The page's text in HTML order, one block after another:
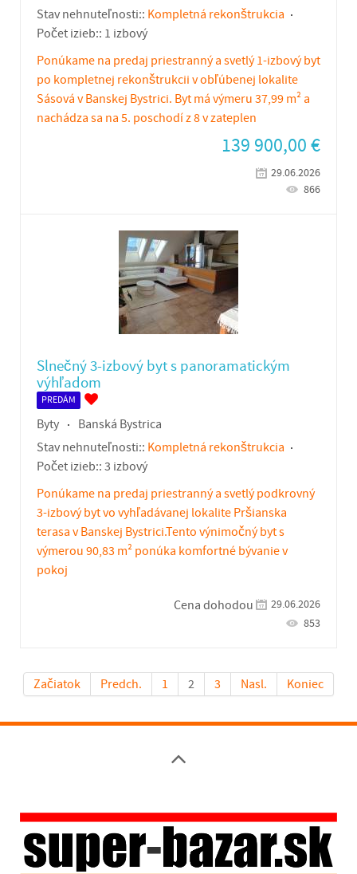
Stav nehnuteľnosti:: Kompletná rekonštrukcia
Počet izieb:: 1 izbový
Ponúkame na predaj priestranný a svetlý 1-izbový byt
po kompletnej rekonštrukcii v obľúbenej lokalite
Sásová v Banskej Bystrici. Byt má výmeru 37,99 m² a
nachádza sa na 5. poschodí z 8 v zateplen
139 900,00€
29.06.2026
866
Slnečný 3-izbový byt s panoramatickým
výhľadom
PREDÁM
Byty
Banská Bystrica
Stav nehnuteľnosti:: Kompletná rekonštrukcia
Počet izieb:: 3 izbový
Ponúkame na predaj priestranný a svetlý podkrovný
3-izbový byt vo vyhľadávanej lokalite Pršianska
terasa v Banskej Bystrici.Tento výnimočný byt s
výmerou 90,83 m² ponúka komfortné bývanie v
pokoj
Cena dohodou
29.06.2026
853
Začiatok Predch. 1 2 3 Nasl. Koniec